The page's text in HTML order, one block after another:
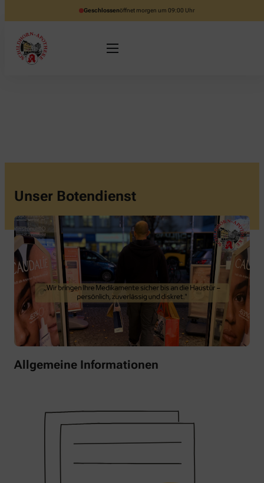
Geschlossenöffnet morgen um 09:00 Uhr
Unser Botendienst
Allgemeine Informationen